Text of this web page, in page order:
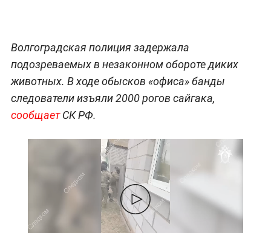
Волгоградская полиция задержала
подозреваемых в незаконном обороте диких
животных. В ходе обысков «офиса» банды
следователи изъяли 2000 рогов сайгака,
сообщаетСК РФ.